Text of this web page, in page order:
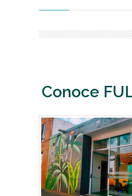
Conoce